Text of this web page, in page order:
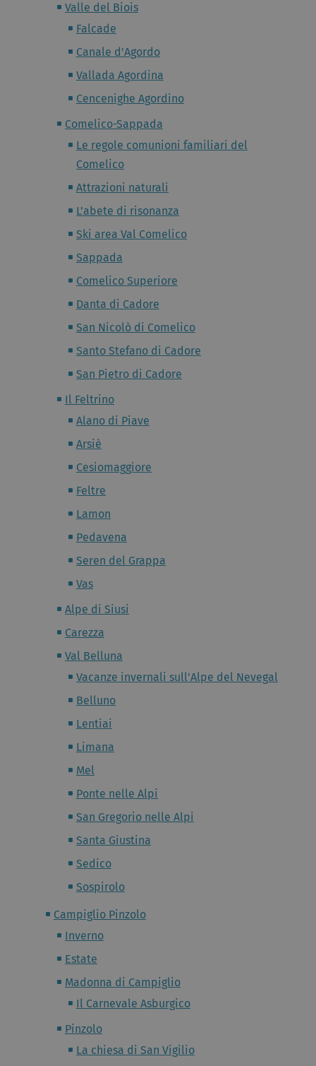
Valle del Biois
Falcade
Canale d'Agordo
Vallada Agordina
Cencenighe Agordino
Comelico-Sappada
Le regole comunioni familiari del
Comelico
Attrazioni naturali
L'abete di risonanza
Ski area Val Comelico
Sappada
Comelico Superiore
Danta di Cadore
San Nicolò di Comelico
Santo Stefano di Cadore
San Pietro di Cadore
Il Feltrino
Alano di Piave
Arsiè
Cesiomaggiore
Feltre
Lamon
Pedavena
Seren del Grappa
Vas
Alpe di Siusi
Carezza
Val Belluna
Vacanze invernali sull'Alpe del Nevegal
Belluno
Lentiai
Limana
Mel
Ponte nelle Alpi
San Gregorio nelle Alpi
Santa Giustina
Sedico
Sospirolo
Campiglio Pinzolo
Inverno
Estate
Madonna di Campiglio
Il Carnevale Asburgico
Pinzolo
La chiesa di San Vigilio